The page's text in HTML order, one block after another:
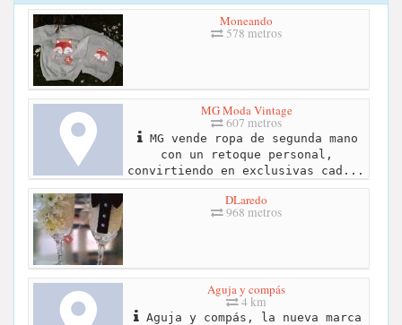
Moneando
578 metros
MG Moda Vintage
607 metros
MG vende ropa de segunda mano
con un retoque personal,
convirtiendo en exclusivas cad...
DLaredo
968 metros
Aguja y compás
4 km
Aguja y compás, la nueva marca